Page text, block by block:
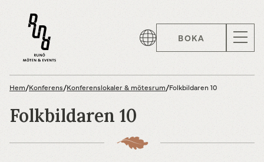
BOKA
Hem/Konferens/Konferenslokaler & mötesrum/Folkbildaren 10
Folkbildaren 10